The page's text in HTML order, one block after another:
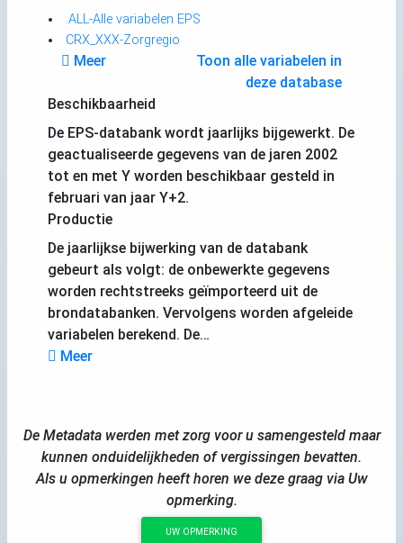
.ALL-Alle variabelen EPS
CRX_XXX-Zorgregio
Meer
Toon alle variabelen in
deze database
Beschikbaarheid
De EPS-databank wordt jaarlijks bijgewerkt. De
geactualiseerde gegevens van de jaren 2002
tot en met Y worden beschikbaar gesteld in
februari van jaar Y+2.
Productie
De jaarlijkse bijwerking van de databank
gebeurt als volgt: de onbewerkte gegevens
worden rechtstreeks geïmporteerd uit de
brondatabanken. Vervolgens worden afgeleide
variabelen berekend. De…
Meer
De Metadata werden met zorg voor u samengesteld maar
kunnen onduidelijkheden of vergissingen bevatten.
Als u opmerkingen heeft horen we deze graag via Uw
opmerking.
UW OPMERKING